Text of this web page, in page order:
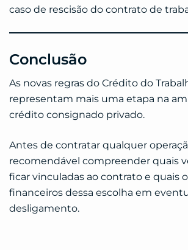
caso de rescisão do contrato de
Conclusão
As novas regras do Crédito do
representam mais uma etapa na
crédito consignado privado.
Antes de contratar qualquer
recomendável compreender quais
ficar vinculadas ao contrato e quais
financeiros dessa escolha em
desligamento.